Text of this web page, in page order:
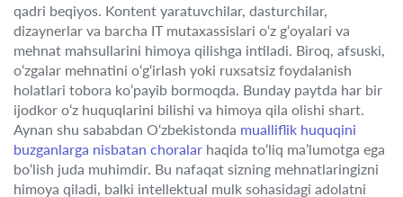
qadri beqiyos. Kontent yaratuvchilar, dasturchilar,
dizaynerlar va barcha IT mutaxassislari o‘z g‘oyalari va
mehnat mahsullarini himoya qilishga intiladi. Biroq, afsuski,
o‘zgalar mehnatini o‘g‘irlash yoki ruxsatsiz foydalanish
holatlari tobora ko‘payib bormoqda. Bunday paytda har bir
ijodkor o‘z huquqlarini bilishi va himoya qila olishi shart.
Aynan shu sababdan O‘zbekistonda mualliflik huquqini
buzganlarga nisbatan choralar haqida to‘liq ma’lumotga ega
bo‘lish juda muhimdir. Bu nafaqat sizning mehnatlaringizni
himoya qiladi, balki intellektual mulk sohasidagi adolatni